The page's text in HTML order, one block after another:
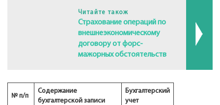
Читайте також
Страхование операций по
внешнеэкономическому
договору от форс-
мажорных обстоятельств
№ п/п
Содержание
бухгалтерской записи
Бухгалтерский
учет